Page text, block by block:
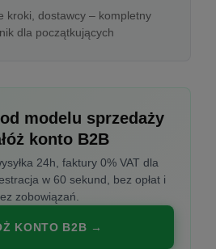
kroki, dostawcy – kompletny
dla początkujących
modelu sprzedaży
konto B2B
24h, faktury 0% VAT dla
w 60 sekund, bez opłat i
zobowiązań.
KONTO B2B →